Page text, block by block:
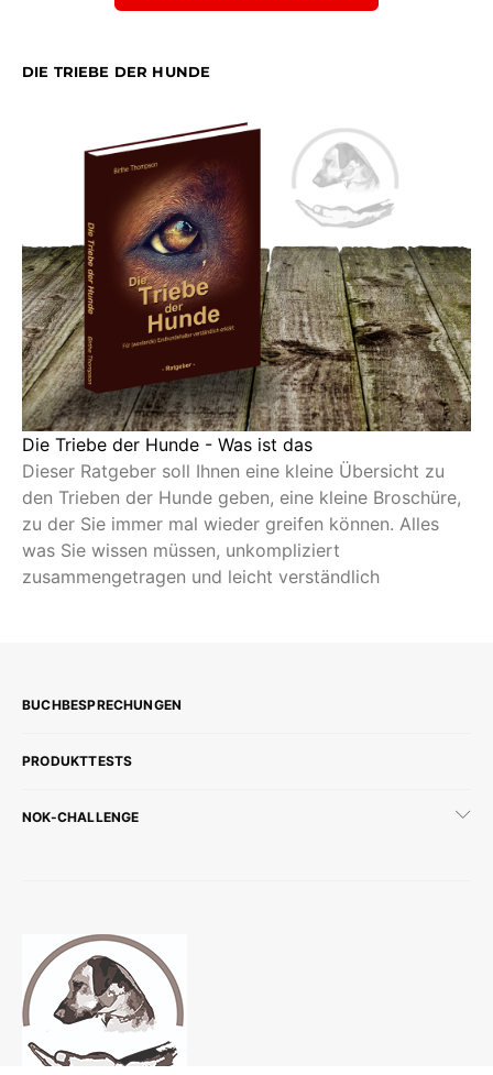
DIE TRIEBE DER HUNDE
Die Triebe der Hunde - Was ist das
Dieser Ratgeber soll Ihnen eine kleine Übersicht zu
den Trieben der Hunde geben, eine kleine Broschüre,
zu der Sie immer mal wieder greifen können. Alles
was Sie wissen müssen, unkompliziert
zusammengetragen und leicht verständlich
BUCHBESPRECHUNGEN
PRODUKTTESTS
NOK-CHALLENGE